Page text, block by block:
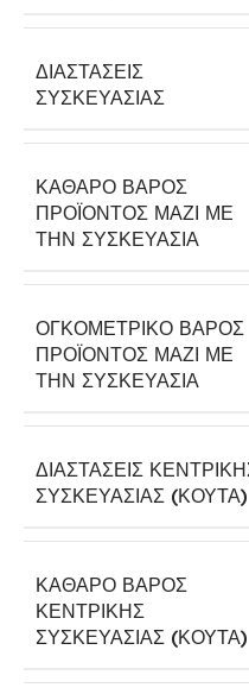
ΔΙΑΣΤΆΣΕΙΣ
ΣΥΣΚΕΥΑΣΊΑΣ
ΚΑΘΑΡΌ ΒΆΡΟΣ
ΠΡΟΪΌΝΤΟΣ ΜΑΖΊ ΜΕ
ΤΗΝ ΣΥΣΚΕΥΑΣΊΑ
ΟΓΚΟΜΕΤΡΙΚΌ ΒΆΡΟΣ
ΠΡΟΪΌΝΤΟΣ ΜΑΖΊ ΜΕ
ΤΗΝ ΣΥΣΚΕΥΑΣΊΑ
ΔΙΑΣΤΆΣΕΙΣ
ΣΥΣΚΕΥΑΣΊΑΣ (ΚΟΎΤΑ)
ΚΑΘΑΡΌ ΒΆΡΟΣ
ΚΕΝΤΡΙΚΉΣ
ΣΥΣΚΕΥΑΣΊΑΣ (ΚΟΎΤΑ)